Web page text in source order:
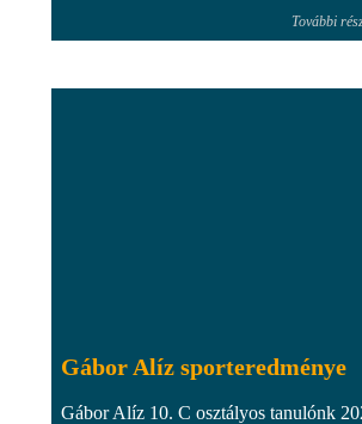
További
Gábor Alíz sporteredménye
Gábor Alíz 10. C osztályos tanulónk